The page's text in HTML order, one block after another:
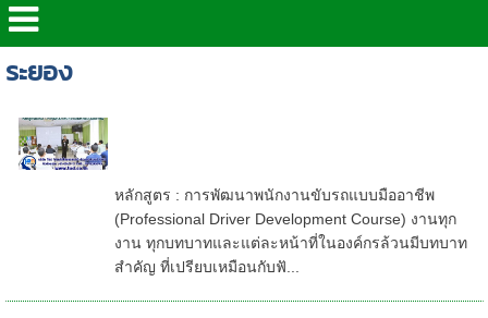
ระยอง
หลักสูตร : การพัฒนาพนักงานขับรถแบบมืออาชีพ
(Professional Driver Development Course) งานทุก
งาน ทุกบทบาทและแต่ละหน้าที่ในองค์กรล้วนมีบทบาท
สำคัญ ที่เปรียบเหมือนกับฟั...